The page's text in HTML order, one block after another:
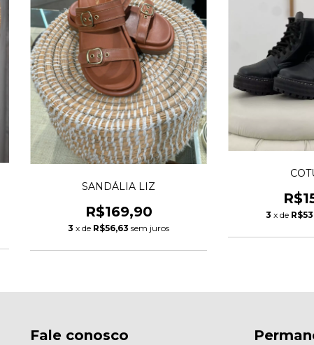
SANDÁLIA LIZ
R$169,90
3 x de R$56,63 sem juros
3 x de
Fale conosco